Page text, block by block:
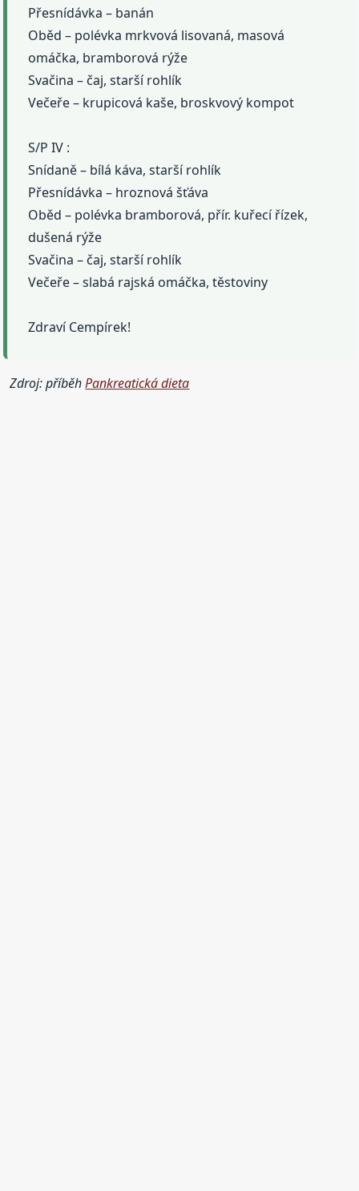
Přesnídávka – banán
Oběd – polévka mrkvová lisovaná, masová
omáčka, bramborová rýže
Svačina – čaj, starší rohlík
Večeře – krupicová kaše, broskvový kompot
S/P IV :
Snídaně – bílá káva, starší rohlík
Přesnídávka – hroznová šťáva
Oběd – polévka bramborová, přír. kuřecí řízek,
dušená rýže
Svačina – čaj, starší rohlík
Večeře – slabá rajská omáčka, těstoviny
Zdraví Cempírek!
Zdroj: příběhPankreatická dieta